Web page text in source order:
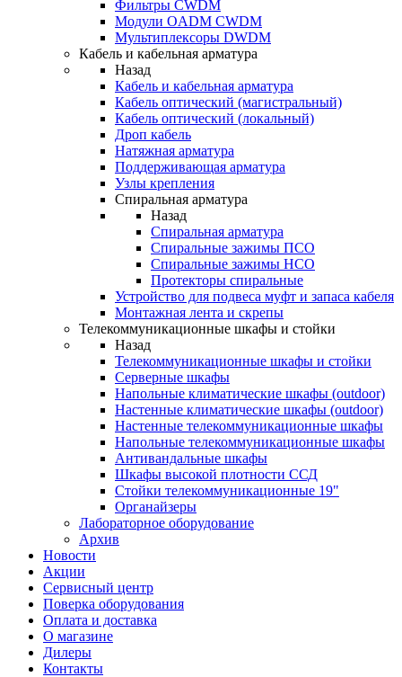
Фильтры CWDM
Модули OADM CWDM
Мультиплексоры DWDM
Кабель и кабельная арматура
Назад
Кабель и кабельная арматура
Кабель оптический (магистральный)
Кабель оптический (локальный)
Дроп кабель
Натяжная арматура
Поддерживающая арматура
Узлы крепления
Спиральная арматура
Назад
Спиральная арматура
Спиральные зажимы ПСО
Спиральные зажимы НСО
Протекторы спиральные
Устройство для подвеса муфт и запаса кабеля
Монтажная лента и скрепы
Телекоммуникационные шкафы и стойки
Назад
Телекоммуникационные шкафы и стойки
Серверные шкафы
Напольные климатические шкафы (outdoor)
Настенные климатические шкафы (outdoor)
Настенные телекоммуникационные шкафы
Напольные телекоммуникационные шкафы
Антивандальные шкафы
Шкафы высокой плотности ССД
Стойки телекоммуникационные 19"
Органайзеры
Лабораторное оборудование
Архив
Новости
Акции
Сервисный центр
Поверка оборудования
Оплата и доставка
О магазине
Дилеры
Контакты